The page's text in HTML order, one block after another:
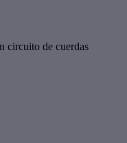
circuito de cuerdas